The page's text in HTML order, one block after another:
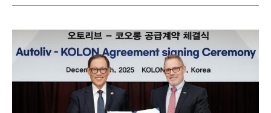
c
b
o
i
t
r
o
o
t
o
i